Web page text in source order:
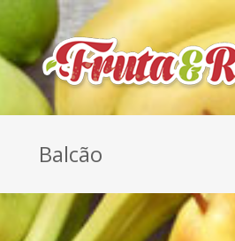
Balcão